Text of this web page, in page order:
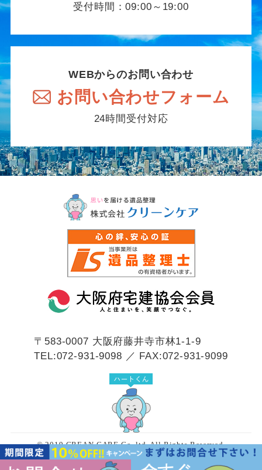
受付時間：09:00～19:00
WEBからのお問い合わせ
お問い合わせフォーム
24時間受付対応
〒583-0007 大阪府藤井寺市林1-1-9
TEL:072-931-9098 ／ FAX:072-931-9099
© 2019 CREAN CARE Co.,ltd. All Rights Reserved.